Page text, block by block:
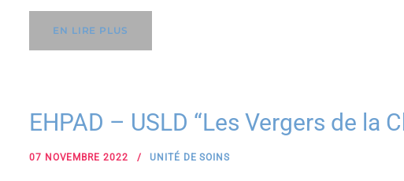
EN LIRE PLUS
EHPAD – USLD “Les Vergers de la
07 NOVEMBRE 2022 UNITÉ DE SOINS